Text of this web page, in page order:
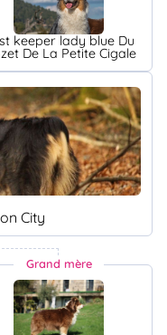
keeper lady blue Du
De La Petite Cigale
City
Grand mère